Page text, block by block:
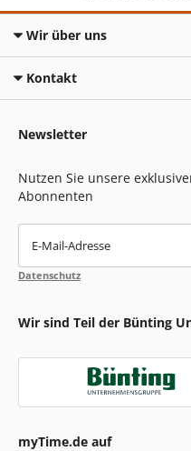
Wir über uns
Kontakt
Newsletter
Nutzen Sie unsere
Abonnenten
E-Mail-Adresse
Datenschutz
Wir sind Teil der Bünting
myTime.de auf